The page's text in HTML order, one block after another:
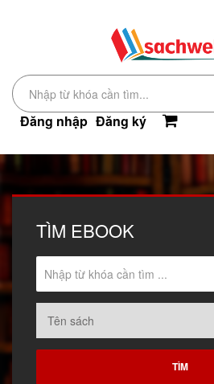
Đăng nhập Đăng ký
TÌM EBOOK